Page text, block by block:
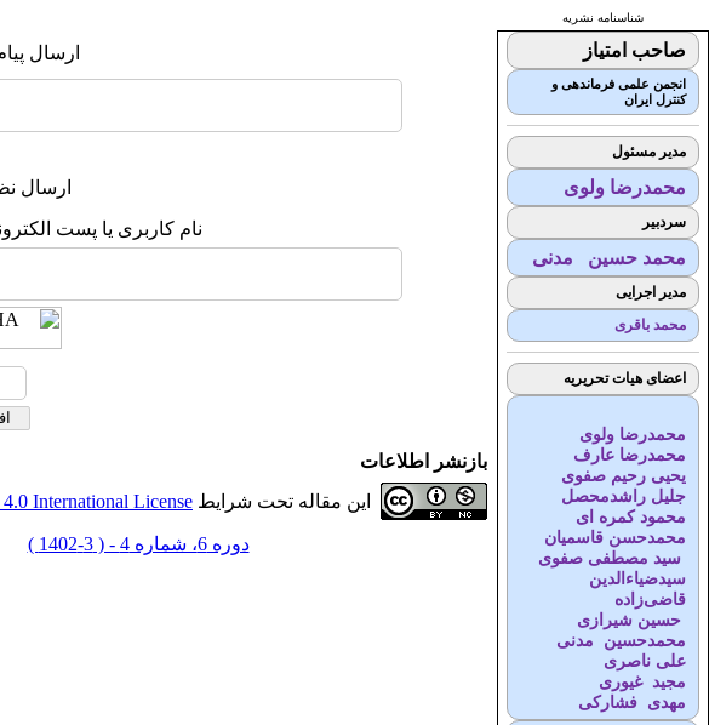
شناسنامه نشریه
صاحب امتیاز
انجمن علمی فرماندهی و
کنترل ایران
مدیر مسئول
محمدرضا ولوی
سردبیر
محمد حسین مدنی
مدیر اجرایی
محمد باقری
اعضای هیات تحریریه
محمدرضا ولوی
محمدرضا عارف
یحیی رحیم صفوی
جلیل راشدمحصل
محمود کمره ای
محمدحسن قاسمیان
سید مصطفی صفوی
سیدضیاء‌الدین
قاضی‌زاده
حسین شیرازی
محمدحسین مدنی
علی ناصری
مجید غیوری
مهدی فشارکی
ارسال
ارسال
نام کاربری یا پست
بازنشر اطلاعات
این مقاله تحت شرایط International License
دوره 6، شماره 4 - ( 3-1402 )